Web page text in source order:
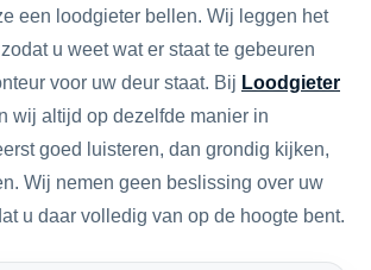
een loodgieter bellen. Wij leggen het
u weet wat er staat te gebeuren
voor uw deur staat. Bij Loodgieter
wij altijd op dezelfde manier in
goed luisteren, dan grondig kijken,
Wij nemen geen beslissing over uw
u daar volledig van op de hoogte bent.